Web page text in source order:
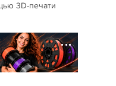
3D-печати